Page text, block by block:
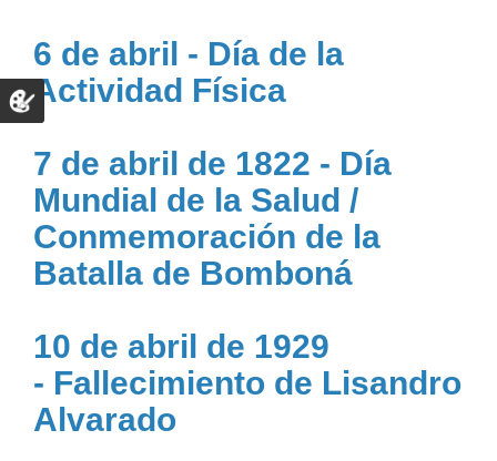
6 de abril - Día de la
Actividad Física
7 de abril de 1822 - Día
Mundial de la Salud /
Conmemoración de la
Batalla de Bomboná
10 de abril de 1929
- Fallecimiento de Lisandro
Alvarado